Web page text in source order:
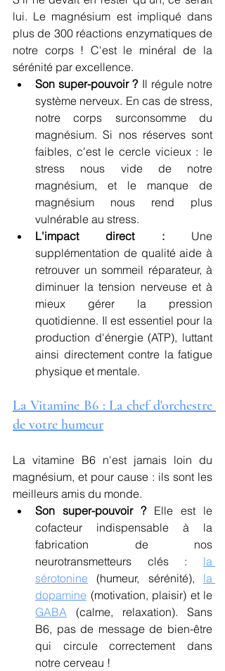
lui. Le magnésium est impliqué dans
plus de 300 réactions enzymatiques de
notre corps ! C'est le minéral de la
sérénité par excellence.
Son super-pouvoir ? Il régule notre
système nerveux. En cas de stress,
notre corps surconsomme du
magnésium. Si nos réserves sont
faibles, c'est le cercle vicieux : le
stress nous vide de notre
magnésium, et le manque de
magnésium nous rend plus
vulnérable au stress.
L'impact direct : Une
supplémentation de qualité aide à
retrouver un sommeil réparateur, à
diminuer la tension nerveuse et à
mieux gérer la pression
quotidienne. Il est essentiel pour la
production d'énergie (ATP), luttant
ainsi directement contre la fatigue
physique et mentale.
La Vitamine B6 : La chef d'orchestre
de votre humeur
La vitamine B6 n'est jamais loin du
magnésium, et pour cause : ils sont les
meilleurs amis du monde.
Son super-pouvoir ? Elle est le
cofacteur indispensable à la
fabrication de nos
neurotransmetteurs clés : la
sérotonine (humeur, sérénité), la
dopamine
GABA (calme, relaxation). Sans
B6, pas de message de bien-être
qui circule correctement dans
notre cerveau !